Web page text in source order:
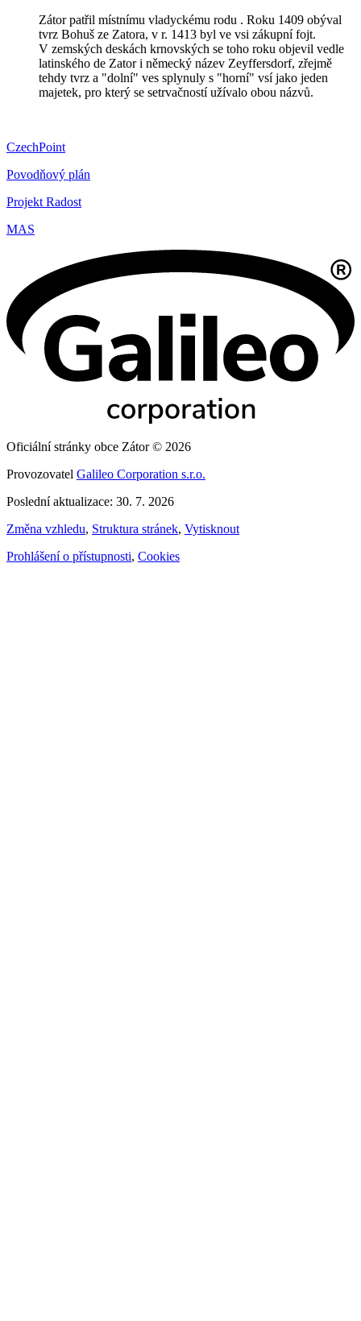
Zátor patřil místnímu vladyckému rodu . Roku 1409 obýval
tvrz Bohuš ze Zatora, v r. 1413 byl ve vsi zákupní fojt.
V zemských deskách krnovských se toho roku objevil vedle
latinského de Zator i německý název Zeyffersdorf, zřejmě
tehdy tvrz a "dolní" ves splynuly s "horní" vsí jako jeden
majetek, pro který se setrvačností užívalo obou názvů.
CzechPoint
Povodňový plán
Projekt Radost
MAS
Oficiální stránky obce Zátor © 2026
Provozovatel Galileo Corporation s.r.o.
Poslední aktualizace: 30. 7. 2026
Změna vzhledu, Struktura stránek, Vytisknout
Prohlášení o přístupnosti, Cookies